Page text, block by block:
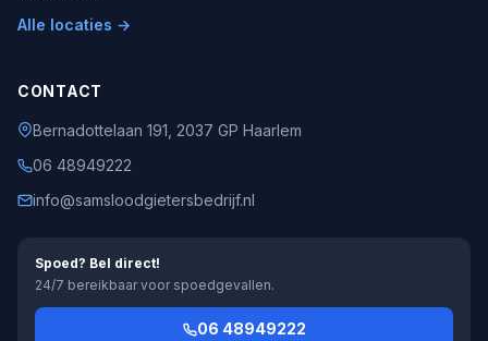
Alle locaties →
CONTACT
Bernadottelaan 191, 2037 GP Haarlem
06 48949222
info@samsloodgietersbedrijf.nl
Spoed? Bel direct!
24/7 bereikbaar voor spoedgevallen.
06 48949222